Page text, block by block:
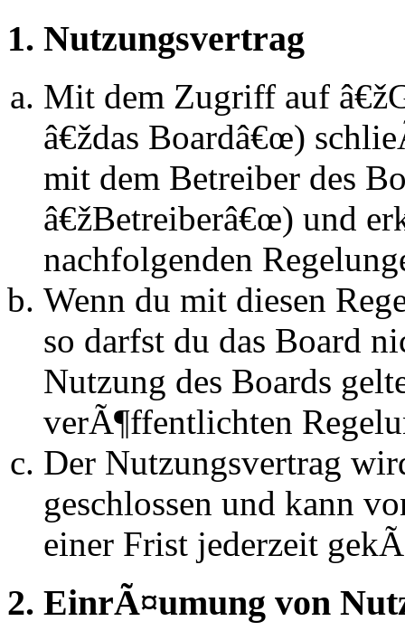
1. Nutzungsvertrag
Mit dem Zugriff auf
â€ždas Boardâ€œ)
mit dem Betreiber des
â€žBetreiberâ€œ) und
nachfolgenden
Wenn du mit diesen
so darfst du das Board
Nutzung des Boards
verÃ¶ffentlichten
Der Nutzungsvertrag
geschlossen und kann
einer Frist jederzeit
2. EinrÃ¤umung von